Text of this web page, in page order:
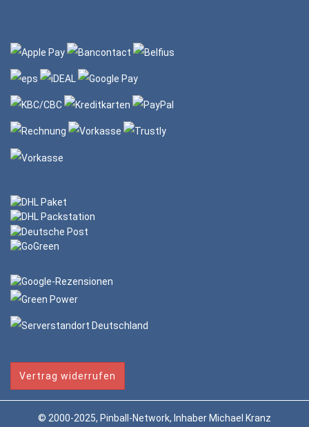
Vertrag widerrufen
© 2000-2025, Pinball-Network, Inhaber Michael Kranz